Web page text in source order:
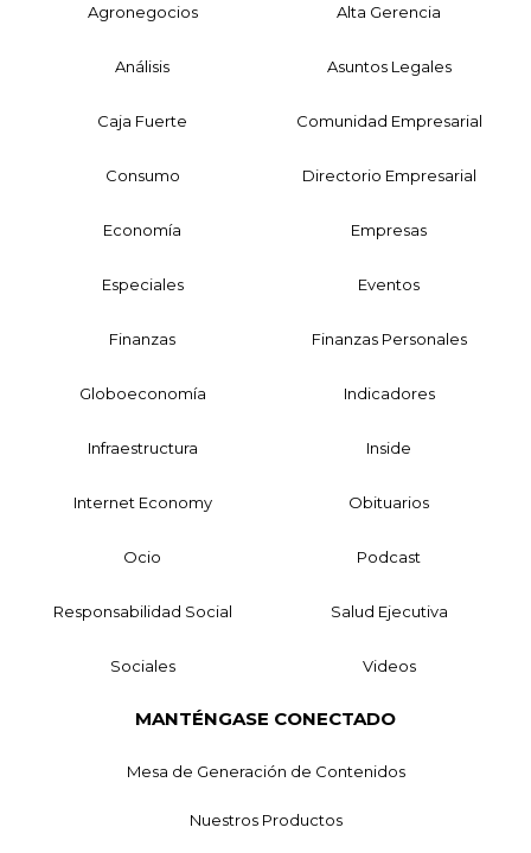
Agronegocios Alta Gerencia
Análisis Asuntos Legales
Caja Fuerte Comunidad Empresarial
Consumo Directorio Empresarial
Economía Empresas
Especiales Eventos
Finanzas Finanzas Personales
Globoeconomía Indicadores
Infraestructura Inside
Internet Economy Obituarios
Ocio Podcast
Responsabilidad Social Salud Ejecutiva
Sociales Videos
MANTÉNGASE CONECTADO
Mesa de Generación de Contenidos
Nuestros Productos